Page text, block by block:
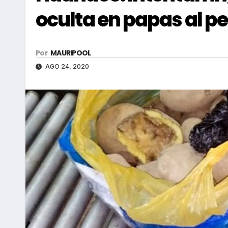
oculta en papas al
Por MAURIPOOL
AGO 24, 2020